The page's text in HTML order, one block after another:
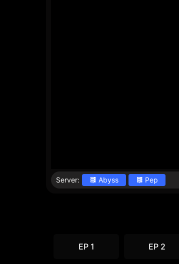
Server: Abyss Pep
EP 1 EP 2